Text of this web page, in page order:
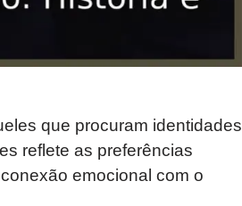
que procuram identidades
reflete as preferências
emocional com o